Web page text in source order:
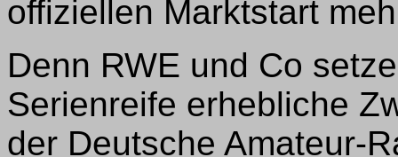
offiziellen Marktstart
Denn RWE und Co
Serienreife erhebliche
der Deutsche Amateur-